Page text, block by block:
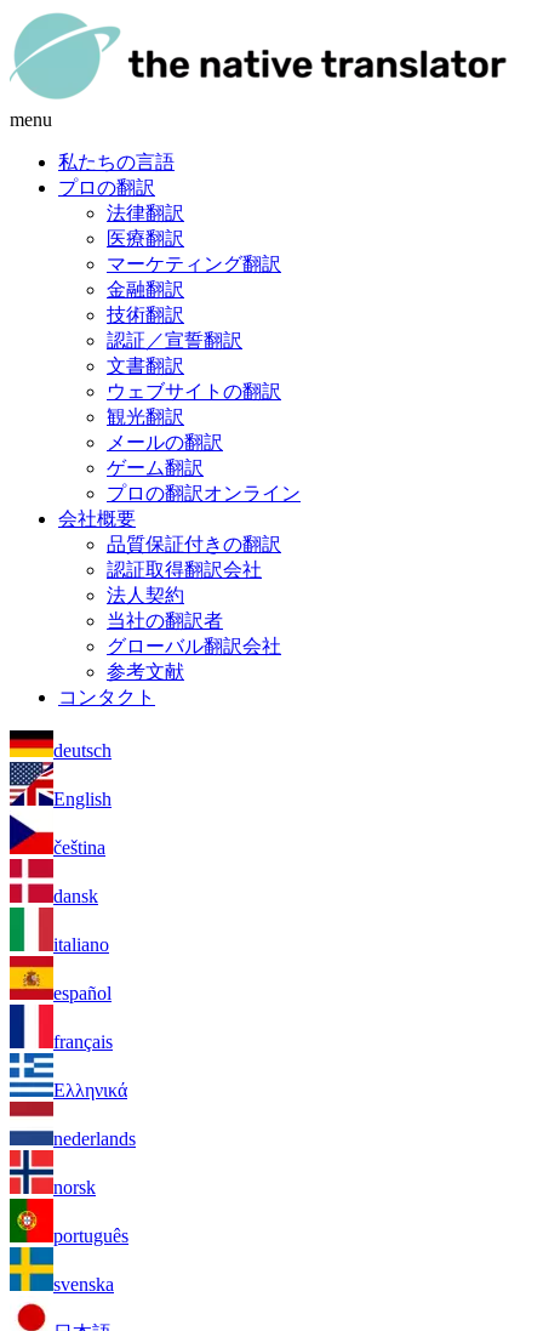
menu
私たちの言語
プロの翻訳
法律翻訳
医療翻訳
マーケティング翻訳
金融翻訳
技術翻訳
認証／宣誓翻訳
文書翻訳
ウェブサイトの翻訳
観光翻訳
メールの翻訳
ゲーム翻訳
プロの翻訳オンライン
会社概要
品質保証付きの翻訳
認証取得翻訳会社
法人契約
当社の翻訳者
グローバル翻訳会社
参考文献
コンタクト
deutsch
English
čeština
dansk
italiano
español
français
Ελληνικά
nederlands
norsk
português
svenska